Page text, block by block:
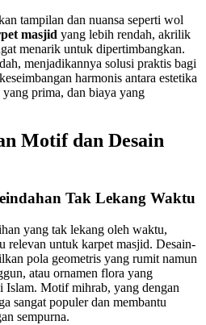
tampilan dan nuansa seperti wol
masjid yang lebih rendah, akrilik
menarik untuk dipertimbangkan.
menjadikannya solusi praktis bagi
harmonis antara estetika
prima, dan biaya yang
Motif dan Desain
Tak Lekang Waktu
yang tak lekang oleh waktu,
relevan untuk karpet masjid. Desain-
pola geometris yang rumit namun
atau ornamen flora yang
Islam. Motif mihrab, yang dengan
sangat populer dan membantu
sempurna.